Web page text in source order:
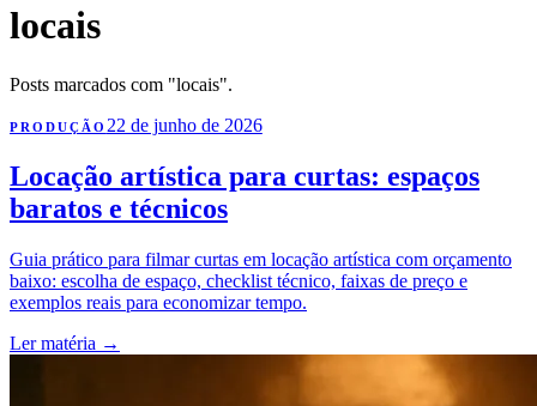
locais
Posts marcados com "locais".
PRODUÇÃO 22 de junho de 2026
Locação artística para curtas: espaços
baratos e técnicos
Guia prático para filmar curtas em locação artística com orçamento
baixo: escolha de espaço, checklist técnico, faixas de preço e
exemplos reais para economizar tempo.
Ler matéria →